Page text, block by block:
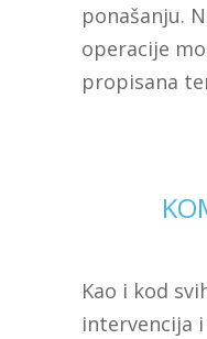
ponašanju.
operacije
propisana
Kao i kod
intervencija